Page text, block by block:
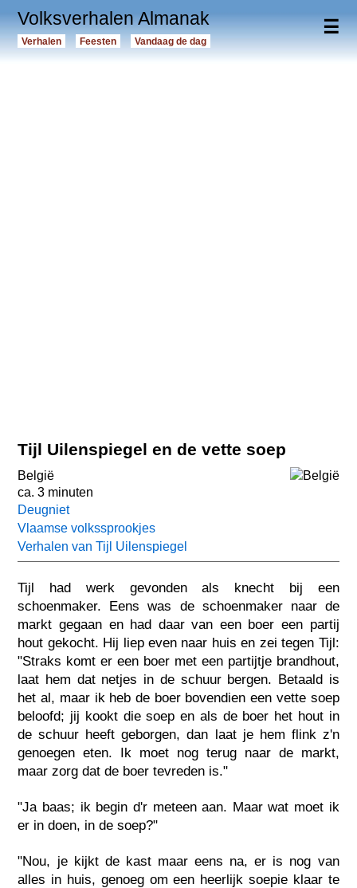
☰
Volksverhalen Almanak
Verhalen Feesten Vandaag de dag
Tijl Uilenspiegel en de vette soep
België
ca. 3 minuten
Deugniet
Vlaamse volkssprookjes
Verhalen van Tijl Uilenspiegel
Tijl had werk gevonden als knecht bij een
schoenmaker. Eens was de schoenmaker naar de
markt gegaan en had daar van een boer een partij
hout gekocht. Hij liep even naar huis en zei tegen Tijl:
"Straks komt er een boer met een partijtje brandhout,
laat hem dat netjes in de schuur bergen. Betaald is
het al, maar ik heb de boer bovendien een vette soep
beloofd; jij kookt die soep en als de boer het hout in
de schuur heeft geborgen, dan laat je hem flink z'n
genoegen eten. Ik moet nog terug naar de markt,
maar zorg dat de boer tevreden is."
"Ja baas; ik begin d'r meteen aan. Maar wat moet ik
er in doen, in de soep?"
"Nou, je kijkt de kast maar eens na, er is nog van
alles in huis, genoeg om een heerlijk soepie klaar te